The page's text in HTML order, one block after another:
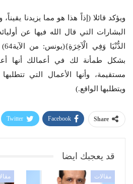
ويؤكد قائلا (إذاً هذا هو مما يزيدنا
البشارات التي قال الله فيها عن
بشكل طمأنة لك في أعمالك أنها
مستقيمة، وأنها الأعمال التي
ويتطلبها الواقع.)
Share
Facebook
Twitter
قد يعجبك ايضا
مقالات